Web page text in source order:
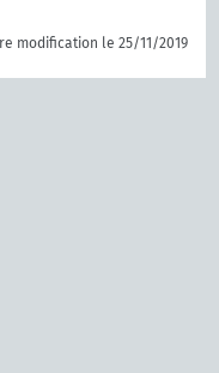
modification le 25/11/2019